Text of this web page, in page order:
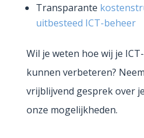
Transparante
uitbesteed ICT-beheer
Wil je weten hoe wij je
kunnen verbeteren?
vrijblijvend gesprek over
onze mogelijkheden.